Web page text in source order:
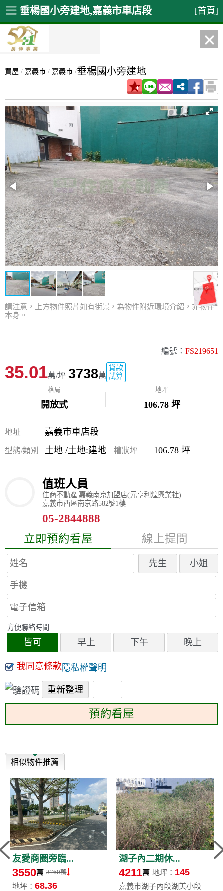
買屋 / 嘉義市 / 嘉義市 /垂楊國小旁建地
請注意，上方物件照片如有街景，為物件附近環境介紹，非物件
本身。
編號： FS219651
35.01萬/坪 3738萬
貸款
試算
格局
開放式
地坪
106.78 坪
地址 嘉義市車店段
型態/類別 土地 /土地:建地 權狀坪 106.78 坪
值班人員
住商不動產|嘉義南京加盟店(元亨利煌興業社)
嘉義市西區南京路582號1樓
05-2844888
立即預約看屋
線上提問
先生 小姐
方便聯絡時間
皆可 早上 下午 晚上
我同意條款隱私權聲明
預約看屋
相似物件推薦
友愛商圈旁臨...
3550萬 3760萬
地坪： 68.36
湖子內二期休...
4211萬 地坪： 145
嘉義市湖子內段湖美小段
垂楊國小旁建地,嘉義市車店段 [首頁]